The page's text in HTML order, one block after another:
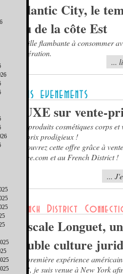
Atlantic City, le
jeu de la côte Est
La ville flambante à consommer
modération.
...
NUXE sur vente-
Des produits cosmétiques corps et
des prix prodigieux !
Découvrez cette offre grâce à
privee.com et au French District !
...
Pascale Longuet,
double culture
Ma première expérience
1983, je suis venue à New York